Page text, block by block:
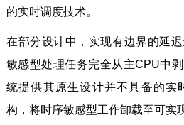
的实时调度技术。
在部分设计中，实现有边界的延
敏感型处理任务完全从主CPU中
统提供其原生设计并不具备的实
构，将时序敏感型工作卸载至可实